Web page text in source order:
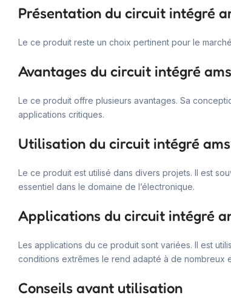
Présentation du circuit intégré
Le ce produit reste un choix pertinent pour le
Avantages du circuit intégré
Le ce produit offre plusieurs avantages. Sa
applications critiques.
Utilisation du circuit intégré
Le ce produit est utilisé dans divers projets. Il est
essentiel dans le domaine de l’électronique.
Applications du circuit intégré
Les applications du ce produit sont variées. Il est
conditions extrêmes le rend adapté à de nombreux
Conseils avant utilisation